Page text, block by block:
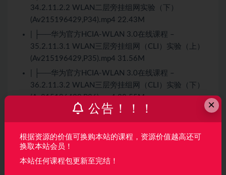
34.2.11.2.2 WLAN二层旁挂组网实验（下）
(Av215196429,P34).mp4 22.43M
| ├──华为官方HCIA-WLAN 3.0在线课程 –
35.2.11.3.1 WLAN三层旁挂组网（CLI）实验（上）
(Av215196429,P35).mp4 31.56M
| ├──华为官方HCIA-WLAN 3.0在线课程 –
36.2.11.3.2 WLAN三层旁挂组网（CLI）实验（下）
(Av215196429,P36).mp4 28.55M
| ├──华为官方HCIA-WLAN 3.0在线课程 – 37.2.12
WLAN配置流程-Web(Av215196429,P37).mp4
9.89M
| ├──华为官方HCIA-WLAN 3.0在线课程 – 38.2.13.1
WLAN配置应用-Web(Av215196429,P38).mp4
×
公告！！！
根据资源的价值可换购本站的课程，资源价值越高还可
换取本站会员！
本站任何课程包更新至完结！